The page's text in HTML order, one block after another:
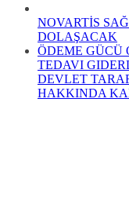
NOVARTİS
DOLAŞACAK
ÖDEME GÜCÜ
TEDAVI
DEVLET
HAKKINDA